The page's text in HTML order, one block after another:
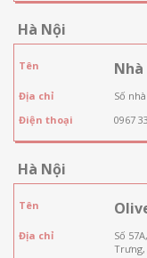
Hà Nội
Tên
Địa chỉ
Số
Điện thoại
0967
Hà Nội
Tên
Địa chỉ
Số
Trưng,